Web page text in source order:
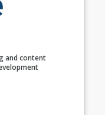
consent
content, advertising and
and services
on a device